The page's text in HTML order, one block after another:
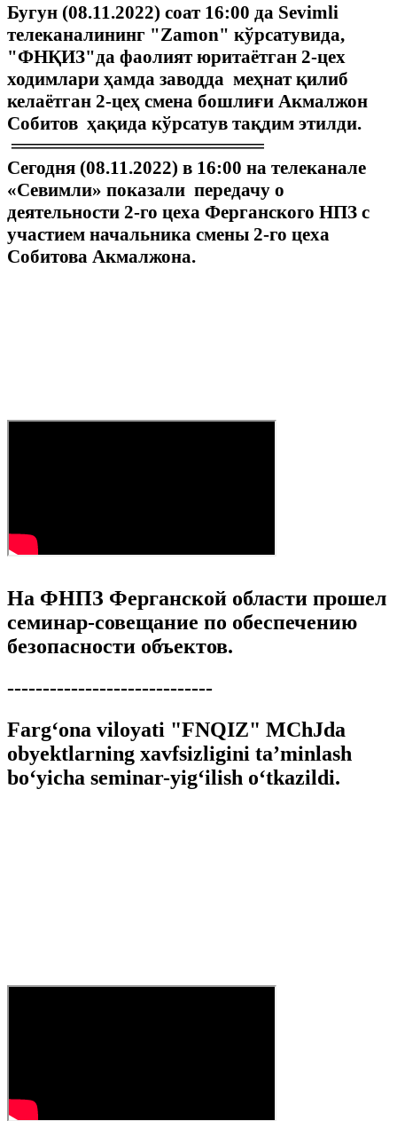
Бугун (08.11.2022) соат 16:00 да Sevimli
телеканалининг "Zamon" кўрсатувида,
"ФНҚИЗ"да фаолият юритаётган 2-цех
ходимлари ҳамда заводда меҳнат қилиб
келаётган 2-цеҳ смена бошлиғи Акмалжон
Собитов ҳақида кўрсатув тақдим этилди.
═══════════════════
Сегодня (08.11.2022) в 16:00 на телеканале
«Севимли» показали передачу о
деятельности 2-го цеха Ферганского НПЗ с
участием начальника смены 2-го цеха
Собитова Акмалжона.
На ФНПЗ Ферганской области прошел
семинар-совещание по обеспечению
безопасности объектов.
-----------------------------
Farg‘ona viloyati "FNQIZ" MChJda
obyektlarning xavfsizligini ta’minlash
bo‘yicha seminar-yig‘ilish o‘tkazildi.